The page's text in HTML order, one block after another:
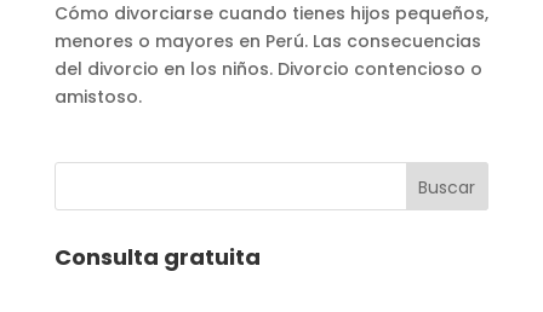
Cómo divorciarse cuando tienes hijos pequeños,
menores o mayores en Perú. Las consecuencias
del divorcio en los niños. Divorcio contencioso o
amistoso.
Consulta gratuita